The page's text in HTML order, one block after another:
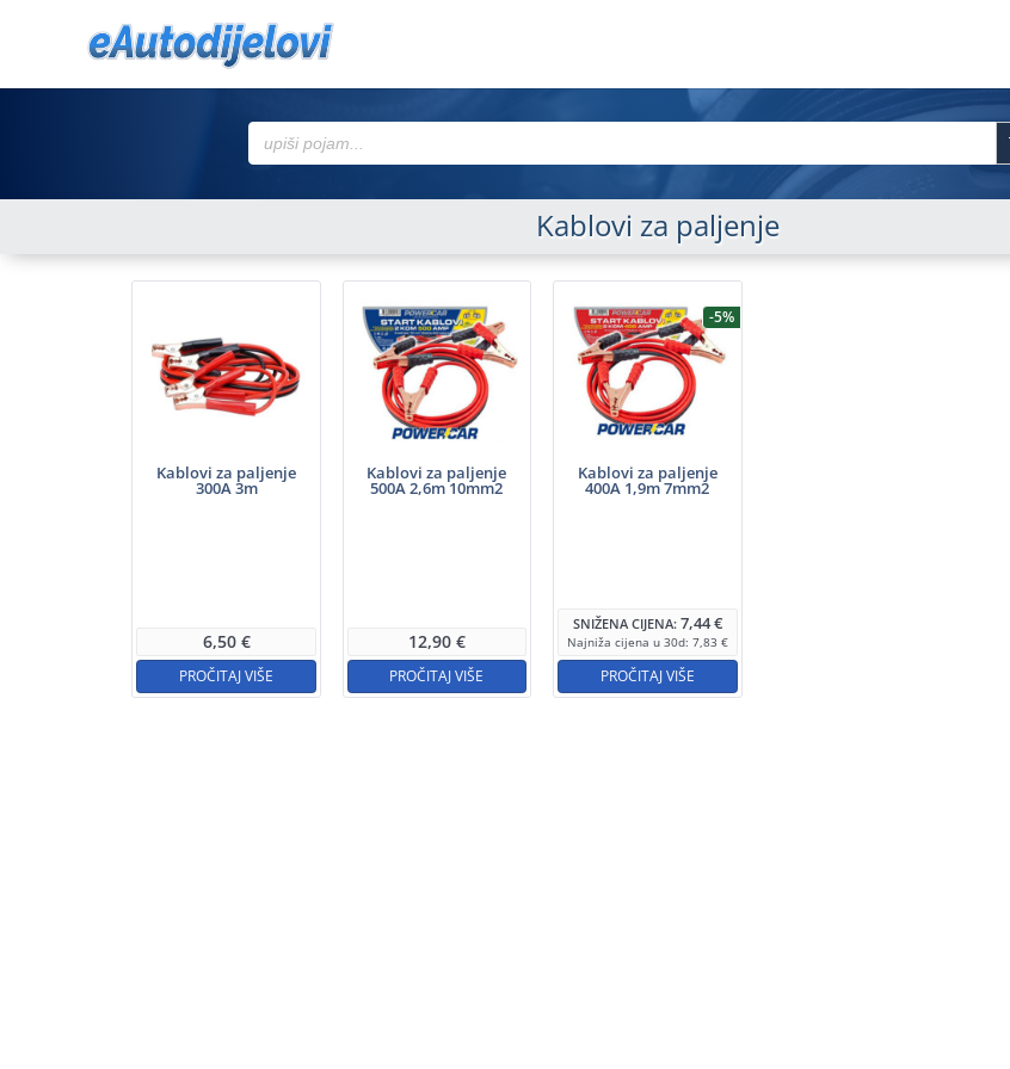
Search
for:
Kablovi za paljenje
Kablovi za paljenje
300A 3m
6,50 €
PROČITAJ VIŠE
Kablovi za paljenje
500A 2,6m 10mm2
12,90 €
PROČITAJ VIŠE
-5%
Kablovi za paljenje
400A 1,9m 7mm2
SNIŽENA CIJENA: 7,44€
Najniža cijena u 30d: 7,83 €
PROČITAJ VIŠE